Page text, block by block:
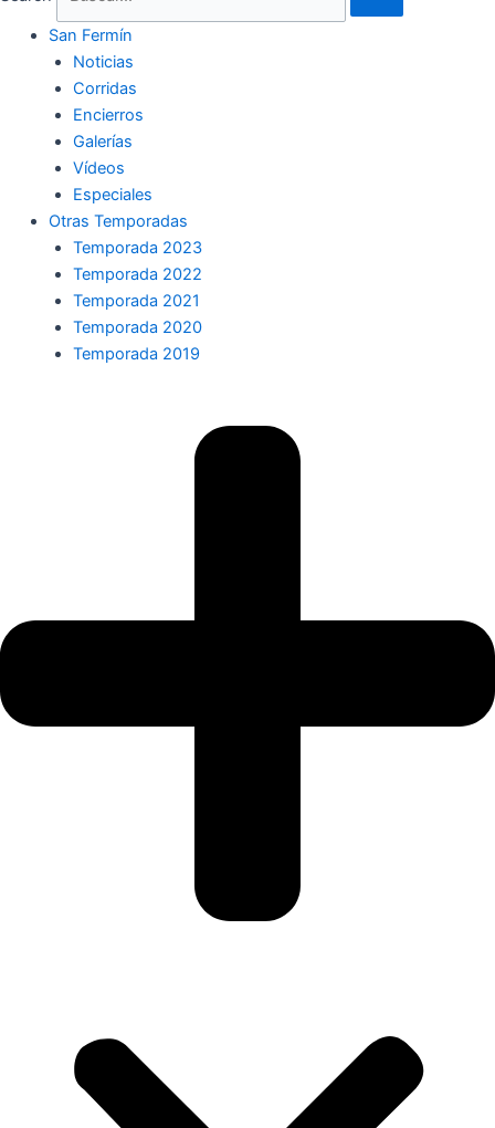
San Fermín
Noticias
Corridas
Encierros
Galerías
Vídeos
Especiales
Otras Temporadas
Temporada 2023
Temporada 2022
Temporada 2021
Temporada 2020
Temporada 2019